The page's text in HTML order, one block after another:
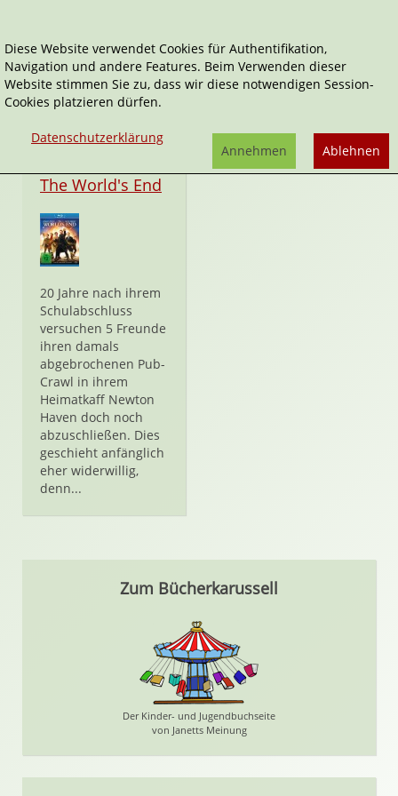
Simon Pegg
The World's End
20 Jahre nach ihrem
Schulabschluss
versuchen 5 Freunde
ihren damals
abgebrochenen Pub-
Crawl in ihrem
Heimatkaff Newton
Haven doch noch
abzuschließen. Dies
geschieht anfänglich
eher widerwillig,
denn...
Zum Bücherkarussell
Der Kinder- und Jugendbuchseite
von Janetts Meinung
Diese Website verwendet Cookies für Authentifikation,
Navigation und andere Features. Beim Verwenden dieser
Website stimmen Sie zu, dass wir diese notwendigen Session-
Cookies platzieren dürfen.
Datenschutzerklärung
Ablehnen
Annehmen